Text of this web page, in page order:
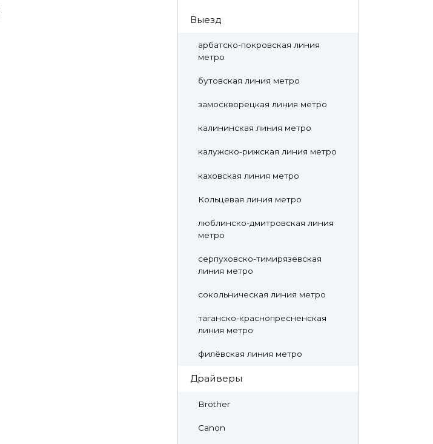
Выезд
арбатско-покровская линия
метро
бутовская линия метро
замоскворецкая линия метро
калининская линия метро
калужско-рижская линия метро
каховская линия метро
Кольцевая линия метро
люблинско-дмитровская линия
метро
серпуховско-тимирязевская
линия метро
сокольническая линия метро
таганско-краснопресненская
линия метро
филёвская линия метро
Драйверы
Brother
Canon